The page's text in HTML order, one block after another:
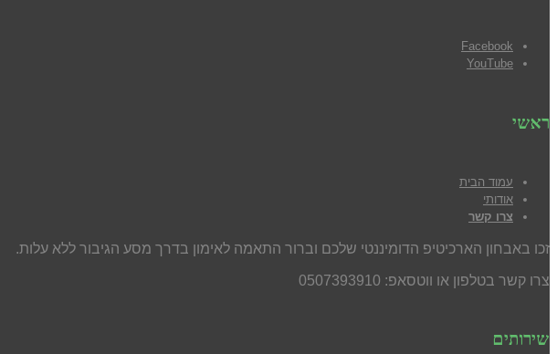
Facebook
YouTube
ראשי
עמוד הבית
אודותי
צרו קשר
זכו באבחון הארכיטיפ הדומיננטי שלכם וברור התאמה לאימון בדרך מסע הגיבור ללא עלות.
צרו קשר בטלפון או ווטסאפ: 0507393910
שירותים